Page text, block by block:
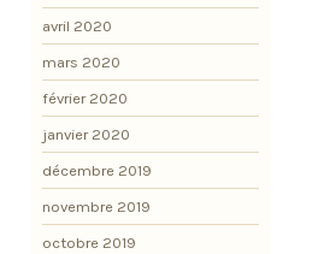
avril 2020
mars 2020
février 2020
janvier 2020
décembre 2019
novembre 2019
octobre 2019